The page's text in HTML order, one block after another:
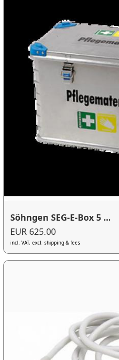
Söhngen SEG-E-Box 5 ...
EUR 625.00
incl. VAT, excl. shipping & fees